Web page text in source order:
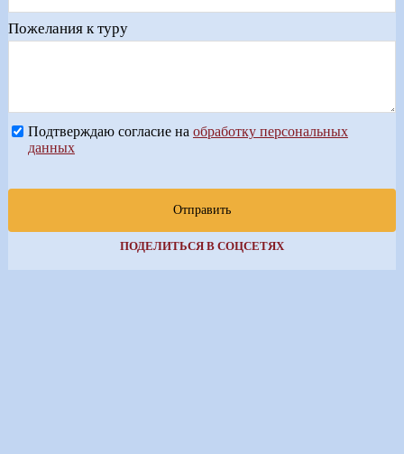
Пожелания к туру
Подтверждаю согласие на обработку персональных
данных
Отправить
ПОДЕЛИТЬСЯ В СОЦСЕТЯХ